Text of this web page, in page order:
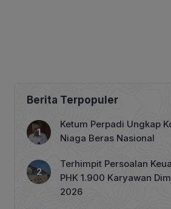
Berita Terpopuler
Ketum Perpadi Ungkap
Niaga Beras Nasional
Terhimpit Persoalan
PHK 1.900 Karyawan
2026